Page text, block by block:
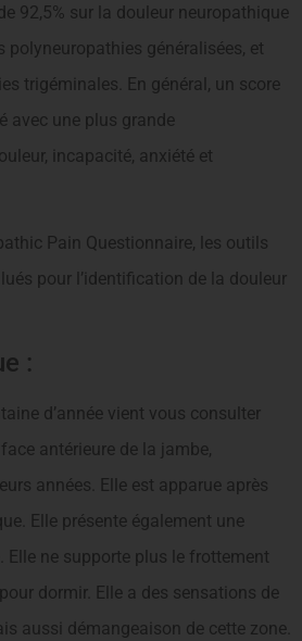
92,5% sur la douleur neuropathique
polyneuropathies généralisées, et
trigéminales. En général, un score
avec une plus grande
incapacité, anxiété et
Pain Questionnaire, les outils
pour l’identification de la douleur
:
d’année vient vous consulter
antérieure de la jambe,
années. Elle est apparue après
Elle présente également une
Elle ne supporte plus le frottement
dormir. Elle a des sensations de
aussi démangeaison de cette zone.